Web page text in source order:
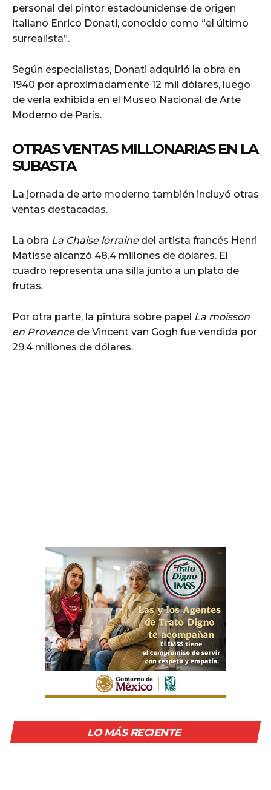
personal del pintor estadounidense de origen
italiano Enrico Donati, conocido como “el último
surrealista”.
Según especialistas, Donati adquirió la obra en
1940 por aproximadamente 12 mil dólares, luego
de verla exhibida en el Museo Nacional de Arte
Moderno de París.
OTRAS VENTAS MILLONARIAS EN LA
SUBASTA
La jornada de arte moderno también incluyó otras
ventas destacadas.
La obra La Chaise lorrainedel artista francés Henri
Matisse alcanzó 48.4 millones de dólares. El
cuadro representa una silla junto a un plato de
frutas.
Por otra parte, la pintura sobre papel La moisson
en Provencede Vincent van Gogh fue vendida por
29.4 millones de dólares.
LO MÁS RECIENTE